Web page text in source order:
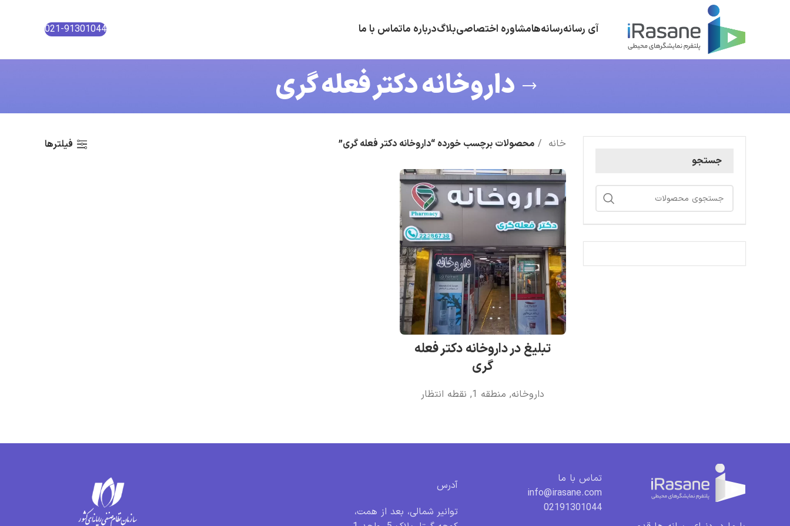
آی رسانهرسانه‌هامشاوره اختصاصیبلاگدرباره ماتماس با ما 021-91301044
داروخانه دکتر فعله گری
جستجو
خانه محصولات برچسب خورده “داروخانه دکتر فعله گری” فیلترها
تبلیغ در داروخانه دکتر فعله
گری
داروخانه, منطقه 1 , نقطه انتظار
تماس با ما
info@irasane.com
02191301044
آدرس
توانیر شمالی، بعد از همت،